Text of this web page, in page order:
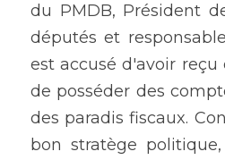
du PMDB, Président
députés et
est accusé d'avoir
de posséder des
des paradis fiscaux.
bon stratège